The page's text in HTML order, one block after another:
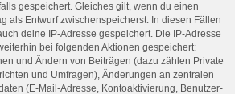
gespeichert. Gleiches gilt, wenn du einen
als Entwurf zwischenspeicherst. In diesen Fällen
deine IP-Adresse gespeichert. Die IP-Adresse
bei folgenden Aktionen gespeichert:
und Ändern von Beiträgen (dazu zählen Private
und Umfragen), Änderungen an zentralen
(E-Mail-Adresse, Kontoaktivierung, Benutzer-